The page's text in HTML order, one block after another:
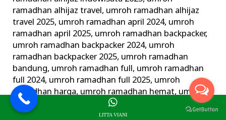
ramadhan alhijaz travel, umroh ramadhan alhijaz
travel 2025, umroh ramadhan april 2024, umroh
ramadhan april 2025, umroh ramadhan backpacker,
umroh ramadhan backpacker 2024, umroh
ramadhan backpacker 2025, umroh ramadhan
bandung, umroh ramadhan full, umroh ramadhan
full 2024, umroh ramadhan full 2025, umroh
ramadhan harga, umroh ramadhan hemat, umroh
ramadhan jogja
umroh ramadhan juni 2024
umroh
ramadhan juni 2025
umroh ramadhan langsung
LITTA VIANI